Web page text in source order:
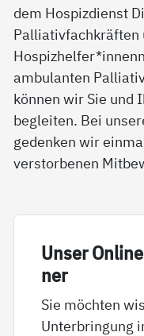
dem Hospizdienst
Palliativfachkräften
ambulanten
können wir Sie und
begleiten. Bei
gedenken wir
verstorbenen
Un­ser
ner
Sie möchten
Unterbringung